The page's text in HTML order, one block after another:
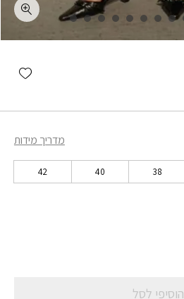
מדריך מידות
38
40
42
הוסיפי לסל